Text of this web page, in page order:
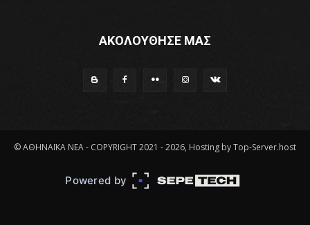
ΑΚΟΛΟΥΘΗΣΕ ΜΑΣ
© ΑΘΗΝΑΪΚΑ ΝΕΑ - COPYRIGHT 2021 - 2026, Hosting by Top-Server.host
Powered by